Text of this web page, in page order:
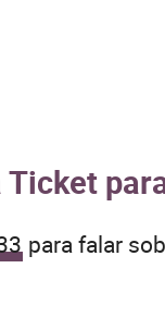
Ticket
para falar